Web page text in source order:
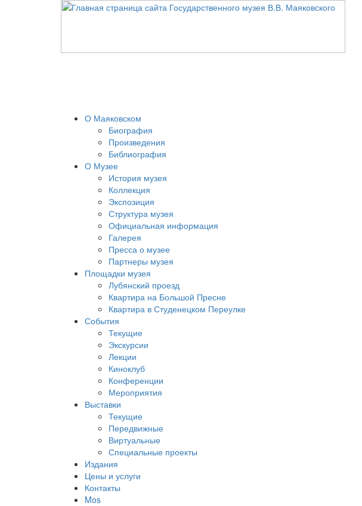
О Маяковском
Биография
Произведения
Библиография
О Музее
История музея
Коллекция
Экспозиция
Структура музея
Официальная информация
Галерея
Пресса о музее
Партнеры музея
Площадки музея
Лубянский проезд
Квартира на Большой Пресне
Квартира в Студенецком Переулке
События
Текущие
Экскурсии
Лекции
Киноклуб
Конференции
Мероприятия
Выставки
Текущие
Передвижные
Виртуальные
Специальные проекты
Издания
Цены и услуги
Контакты
Mos